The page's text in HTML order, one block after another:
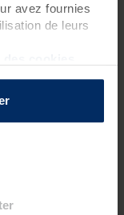
avez fournies
de leurs
à 10 mn à pied
à
opter pour
dépose à l’arrêt
complexe.
le souhaitez louer
de bus de la